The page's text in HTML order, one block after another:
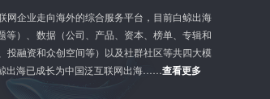
网企业走向海外的综合服务平台，目前白鲸出海
）、数据（公司、产品、资本、榜单、专辑和
投融资和众创空间等）以及社群社区等共四大模
出海已成长为中国泛互联网出海……查看更多